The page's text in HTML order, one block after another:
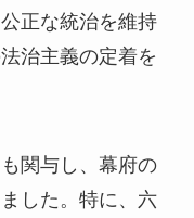
正な統治を維持
治主義の定着を
関与し、幕府の
した。特に、六